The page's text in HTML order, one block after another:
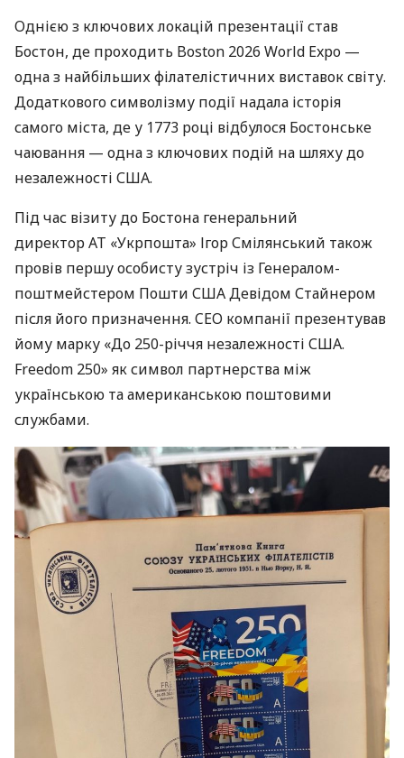
Однією з ключових локацій презентації став
Бостон, де проходить Boston 2026 World Expo —
одна з найбільших філателістичних виставок світу.
Додаткового символізму події надала історія
самого міста, де у 1773 році відбулося Бостонське
чаювання — одна з ключових подій на шляху до
незалежності США.
Під час візиту до Бостона генеральний
директор АТ «Укрпошта» Ігор Смілянський також
провів першу особисту зустріч із Генералом-
поштмейстером Пошти США Девідом Стайнером
після його призначення. CEO компанії презентував
йому марку «До 250-річчя незалежності США.
Freedom 250» як символ партнерства між
українською та американською поштовими
службами.